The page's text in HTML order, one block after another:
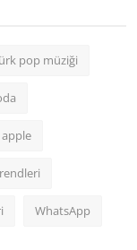
pop müziği
apple
WhatsApp